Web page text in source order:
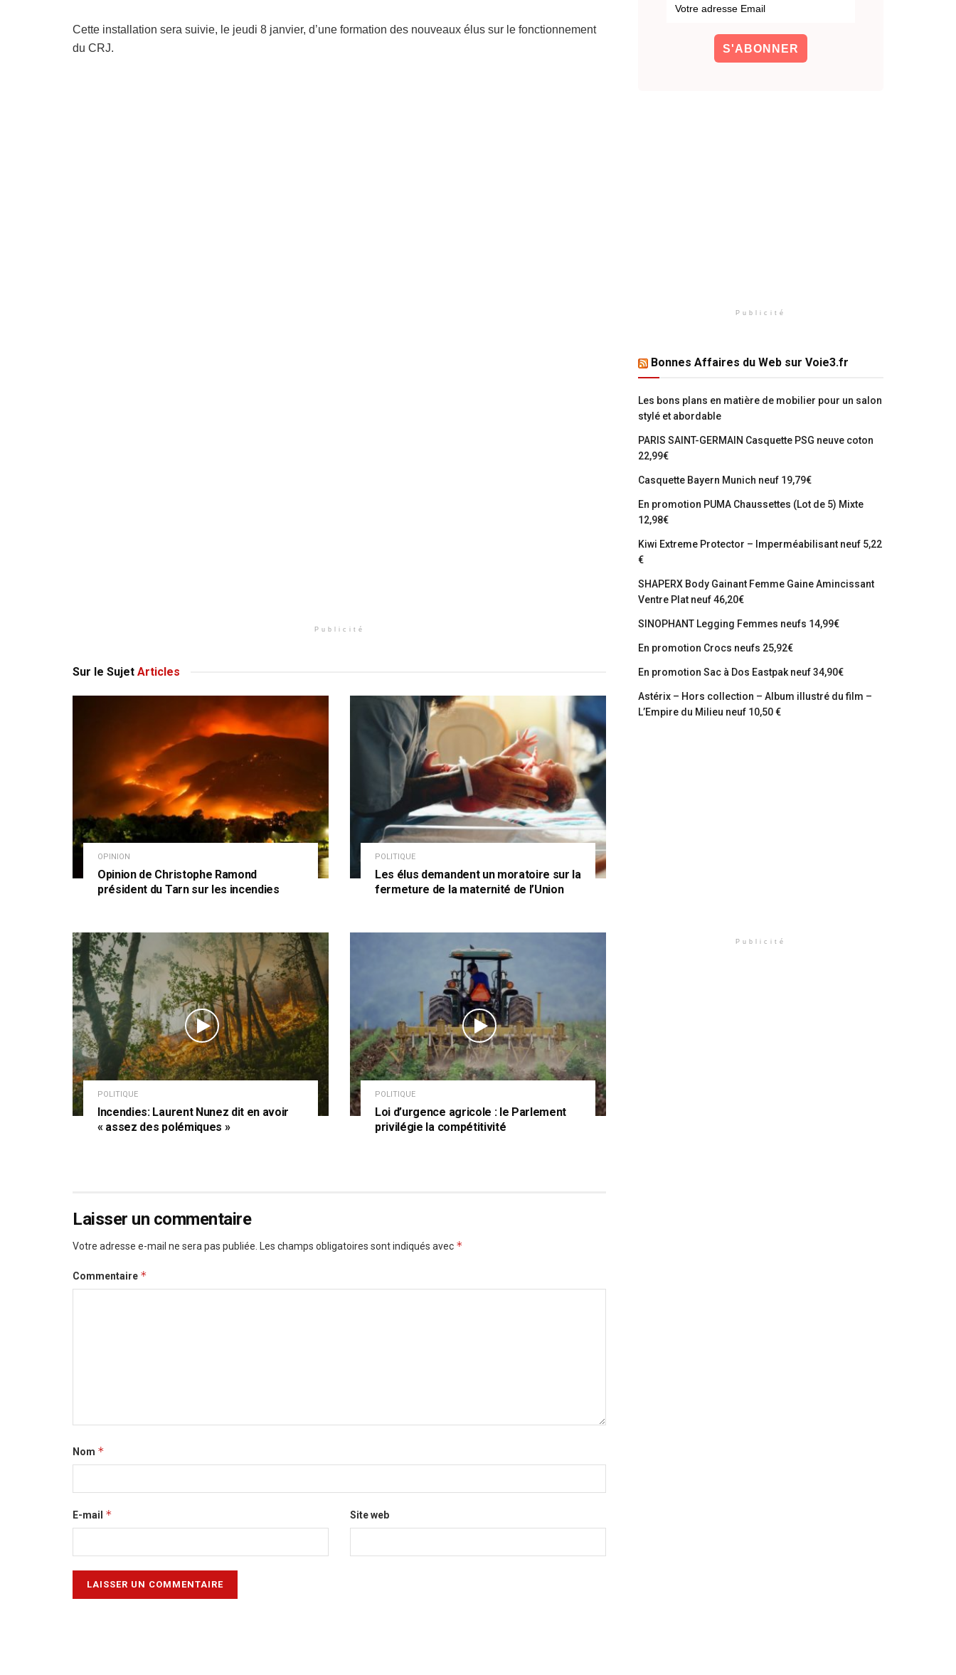
Cette installation sera suivie, le jeudi 8 janvier, d’une formation des nouveaux élus sur le fonctionnement
du CRJ.
Publicité
Sur le Sujet Articles
OPINION
Opinion de Christophe Ramond
président du Tarn sur les incendies
POLITIQUE
Les élus demandent un moratoire sur la
fermeture de la maternité de l’Union
POLITIQUE
Incendies: Laurent Nunez dit en avoir
« assez des polémiques »
POLITIQUE
Loi d’urgence agricole : le Parlement
privilégie la compétitivité
Laisser un commentaire
Votre adresse e-mail ne sera pas publiée. Les champs obligatoires sont indiqués avec *
Commentaire *
Nom *
E-mail * Site web
Publicité
Bonnes Affaires du Web sur Voie3.fr
Les bons plans en matière de mobilier pour un salon
stylé et abordable
PARIS SAINT-GERMAIN Casquette PSG neuve coton
22,99€
Casquette Bayern Munich neuf 19,79€
En promotion PUMA Chaussettes (Lot de 5) Mixte
12,98€
Kiwi Extreme Protector – Imperméabilisant neuf 5,22
€
SHAPERX Body Gainant Femme Gaine Amincissant
Ventre Plat neuf 46,20€
SINOPHANT Legging Femmes neufs 14,99€
En promotion Crocs neufs 25,92€
En promotion Sac à Dos Eastpak neuf 34,90€
Astérix – Hors collection – Album illustré du film –
L’Empire du Milieu neuf 10,50 €
Publicité